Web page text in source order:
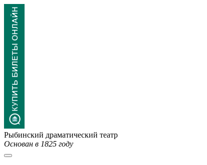
Рыбинский драматический театр
Основан в 1825 году